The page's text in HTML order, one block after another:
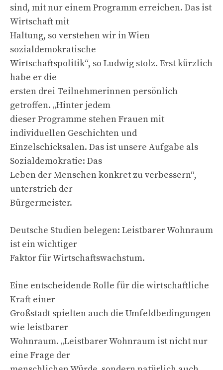
sind, mit nur einem Programm erreichen. Das ist
Wirtschaft mit
Haltung, so verstehen wir in Wien
sozialdemokratische
Wirtschaftspolitik“, so Ludwig stolz. Erst kürzlich
habe er die
ersten drei Teilnehmerinnen persönlich
getroffen. „Hinter jedem
dieser Programme stehen Frauen mit
individuellen Geschichten und
Einzelschicksalen. Das ist unsere Aufgabe als
Sozialdemokratie: Das
Leben der Menschen konkret zu verbessern“,
unterstrich der
Bürgermeister.
Deutsche Studien belegen: Leistbarer Wohnraum
ist ein wichtiger
Faktor für Wirtschaftswachstum.
Eine entscheidende Rolle für die wirtschaftliche
Kraft einer
Großstadt spielten auch die Umfeldbedingungen
wie leistbarer
Wohnraum. „Leistbarer Wohnraum ist nicht nur
eine Frage der